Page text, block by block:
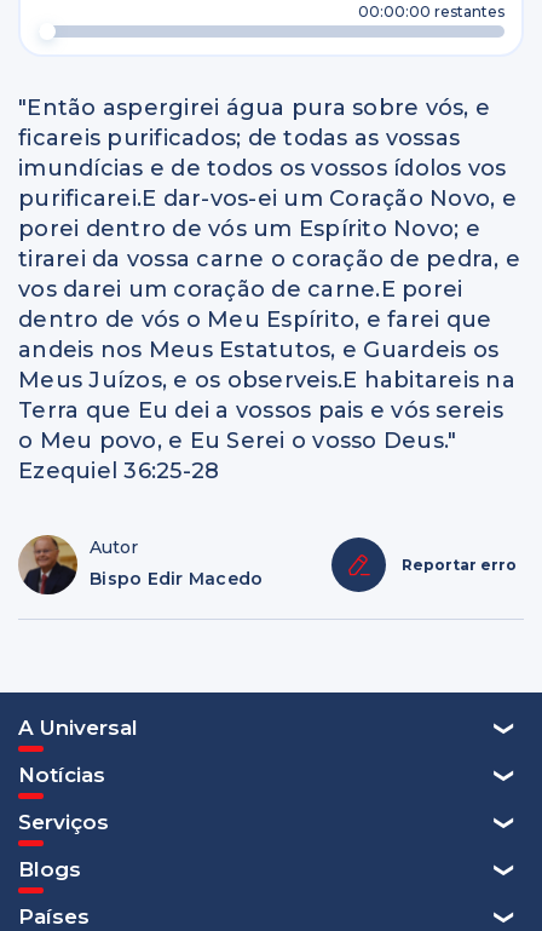
00:00:00 restantes
"Então aspergirei água pura sobre vós, e
ficareis purificados; de todas as vossas
imundícias e de todos os vossos ídolos vos
purificarei.E dar-vos-ei um Coração Novo, e
porei dentro de vós um Espírito Novo; e
tirarei da vossa carne o coração de pedra, e
vos darei um coração de carne.E porei
dentro de vós o Meu Espírito, e farei que
andeis nos Meus Estatutos, e Guardeis os
Meus Juízos, e os observeis.E habitareis na
Terra que Eu dei a vossos pais e vós sereis
o Meu povo, e Eu Serei o vosso Deus."
Ezequiel 36:25-28
Autor
Bispo Edir Macedo
Reportar erro
A Universal
Notícias
Serviços
Blogs
Países